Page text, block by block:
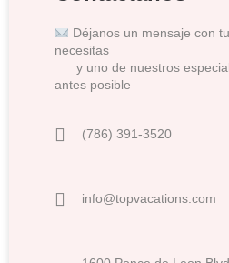
Déjanos un mensaje con
necesitas
y uno de nuestros
antes posible
(786) 391-3520
info@topvacations.com